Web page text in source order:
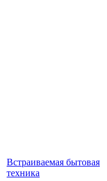
Встраиваемая бытовая
техника